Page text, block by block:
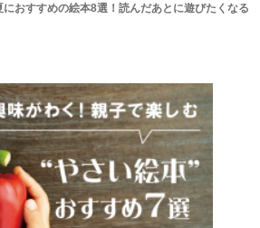
おすすめの絵本8選！読んだあとに遊びたくなる